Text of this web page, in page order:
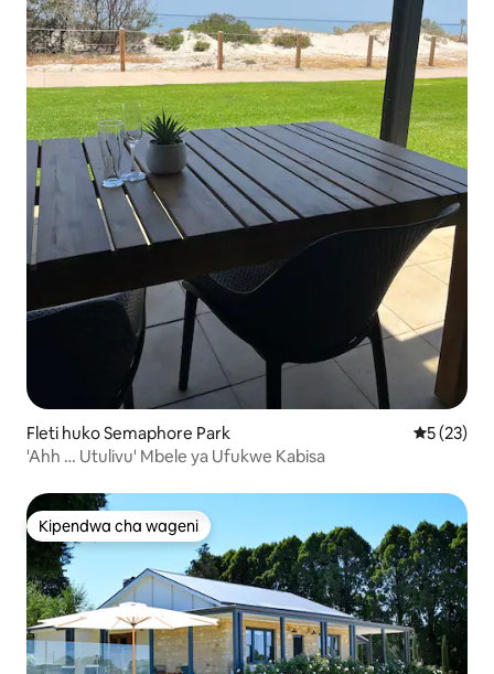
Fleti huko Semaphore Park Ukadiriaji
5 (23)
'Ahh … Utulivu' Mbele ya Ufukwe Kabisa
Kipendwa cha wageni
Kipendwa cha wageni